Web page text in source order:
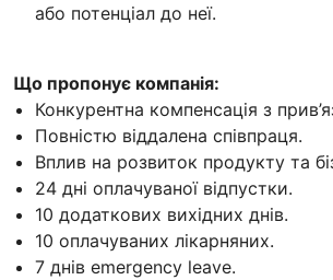
або потенціал до неї.
Що пропонує компанія:
Конкурентна компенсація з
Повністю віддалена співпраця.
Вплив на розвиток продукту та
24 дні оплачуваної відпустки.
10 додаткових вихідних днів.
10 оплачуваних лікарняних.
7 днів emergency leave.